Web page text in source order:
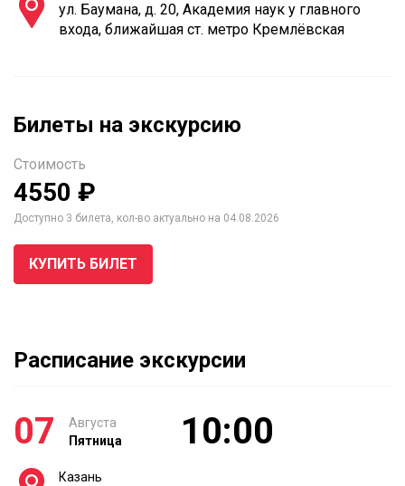
ул. Баумана, д. 20, Академия наук у главного
входа, ближайшая ст. метро Кремлёвская
Билеты на экскурсию
Стоимость
4550 ₽
Доступно 3 билета, кол-во актуально на 04.08.2026
КУПИТЬ БИЛЕТ
Расписание экскурсии
07
Августа
Пятница
10:00
Казань